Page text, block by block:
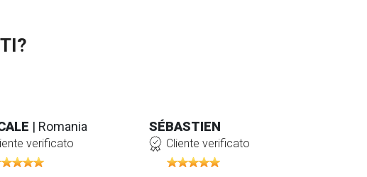
| Romania
verificato
SÉBASTIEN
Cliente verificato